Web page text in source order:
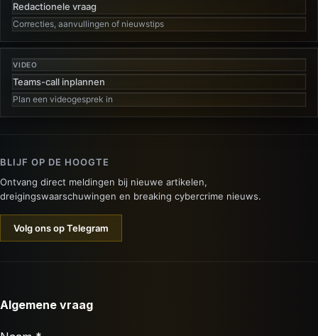
Redactionele vraag
Correcties, aanvullingen of nieuwstips
VIDEO
Teams-call inplannen
Plan een videogesprek in
BLIJF OP DE HOOGTE
Ontvang direct meldingen bij nieuwe artikelen,
dreigingswaarschuwingen en breaking cybercrime nieuws.
Volg ons op Telegram
Algemene vraag